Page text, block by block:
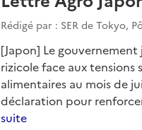
Rédigé par : SER de Tokyo,
[Japon] Le
rizicole face aux tensions
alimentaires au mois de
déclaration pour
suite